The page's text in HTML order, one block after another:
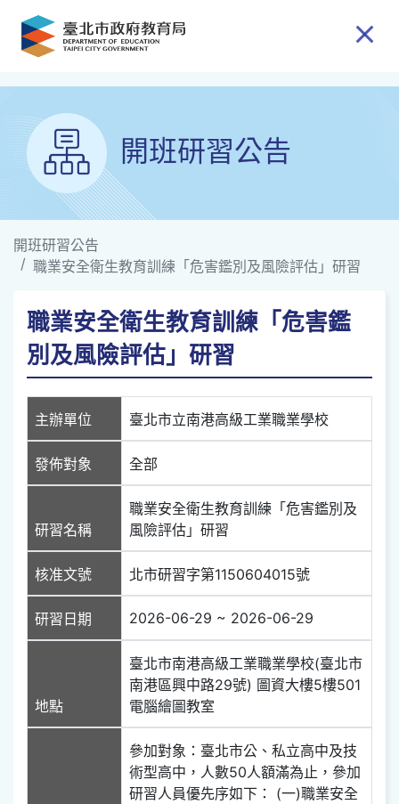
跳到主要內容
開班研習公告
開班研習公告
職業安全衛生教育訓練「危害鑑別及風險評估」研習
職業安全衛生教育訓練「危害鑑
別及風險評估」研習
主辦單位 臺北市立南港高級工業職業學校
發佈對象 全部
研習名稱
職業安全衛生教育訓練「危害鑑別及
風險評估」研習
核准文號 北市研習字第1150604015號
研習日期 2026-06-29 ~ 2026-06-29
地點
臺北市南港高級工業職業學校(臺北市
南港區興中路29號) 圖資大樓5樓501
電腦繪圖教室
參加對象：臺北市公、私立高中及技
術型高中，人數50人額滿為止，參加
研習人員優先序如下： (一)職業安全